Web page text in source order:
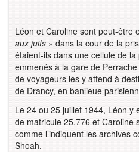
Léon et Caroline sont peut-être
aux juifs » dans la cour de la
étaient-ils dans une cellule de
emmenés à la gare de
de voyageurs les y attend à
de Drancy, en banlieue
Le 24 ou 25 juillet 1944, Léon y
de matricule 25.776 et Caroline
comme l’indiquent les archives
Shoah.